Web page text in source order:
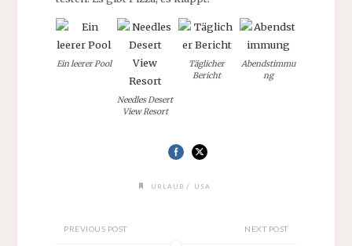
Ein leerer Pool
Needles Desert
View Resort
Täglicher
Bericht
Abendstimmu
ng
URLAUB / USA
PREVIOUS POST NEXT POST